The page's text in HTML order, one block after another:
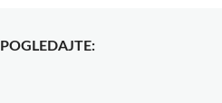
POGLEDAJTE: